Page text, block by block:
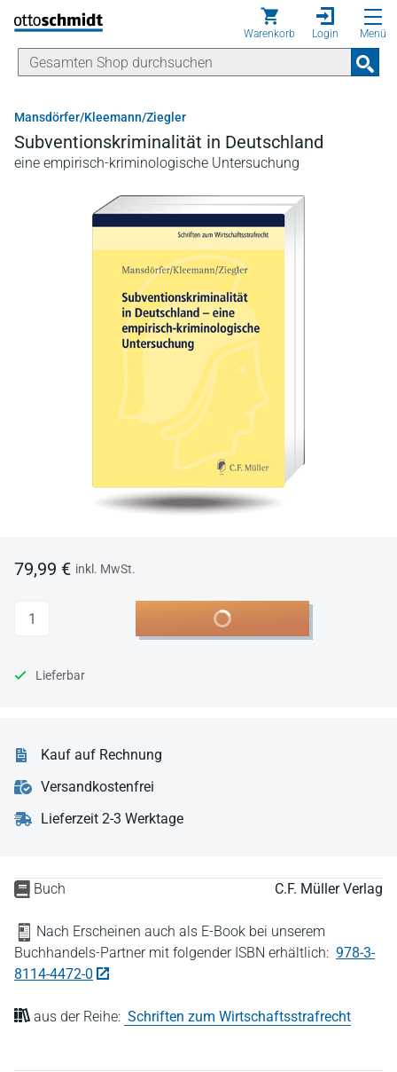
Direkt zum Inhalt
Warenkorb Login Menü
Mansdörfer/Kleemann/Ziegler
Subventionskriminalität in Deutschland
eine empirisch-kriminologische Untersuchung
Buch C.F. Müller Verlag
Nach Erscheinen auch als E-Book bei unserem
Buchhandels-Partner mit folgender ISBN erhältlich: 978-3-
8114-4472-0
aus der Reihe: Schriften zum Wirtschaftsstrafrecht
79,99 € inkl. MwSt.
Anzahl In den Warenkorb
Lieferbar
Kauf auf Rechnung
Versandkostenfrei
Lieferzeit 2-3 Werktage